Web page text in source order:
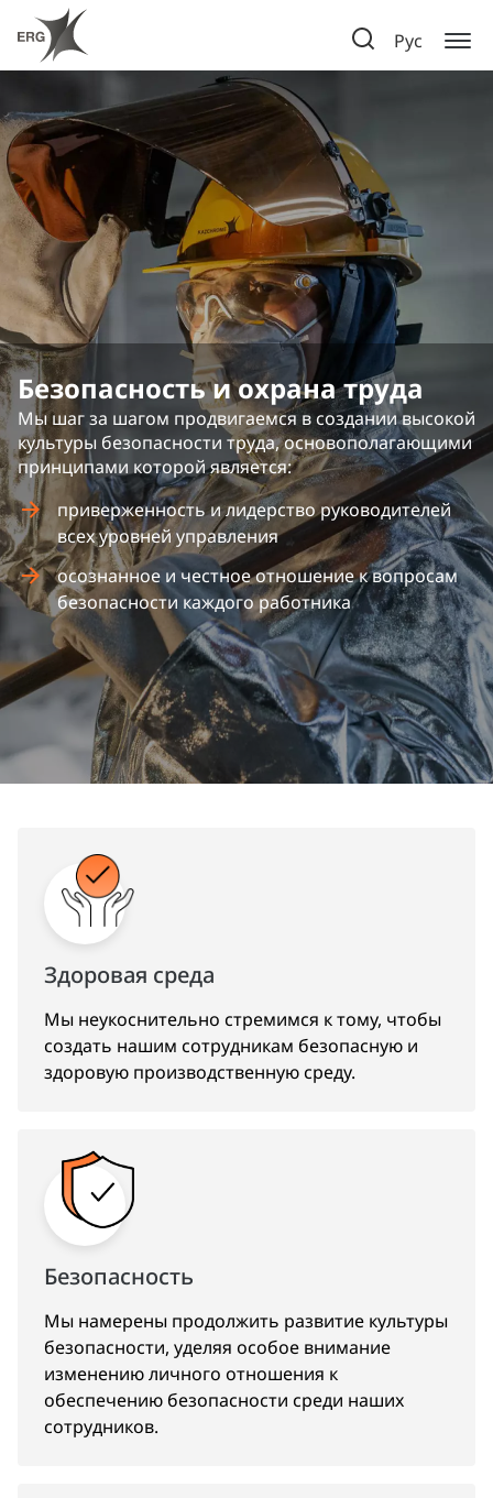
Рус
Безопасность и охрана труда
Мы шаг за шагом продвигаемся в создании высокой
культуры безопасности труда, основополагающими
принципами которой является:
приверженность и лидерство руководителей
всех уровней управления
осознанное и честное отношение к вопросам
безопасности каждого работника
Здоровая среда
Мы неукоснительно стремимся к тому, чтобы
создать нашим сотрудникам безопасную и
здоровую производственную среду.
Безопасность
Мы намерены продолжить развитие культуры
безопасности, уделяя особое внимание
изменению личного отношения к
обеспечению безопасности среди наших
сотрудников.